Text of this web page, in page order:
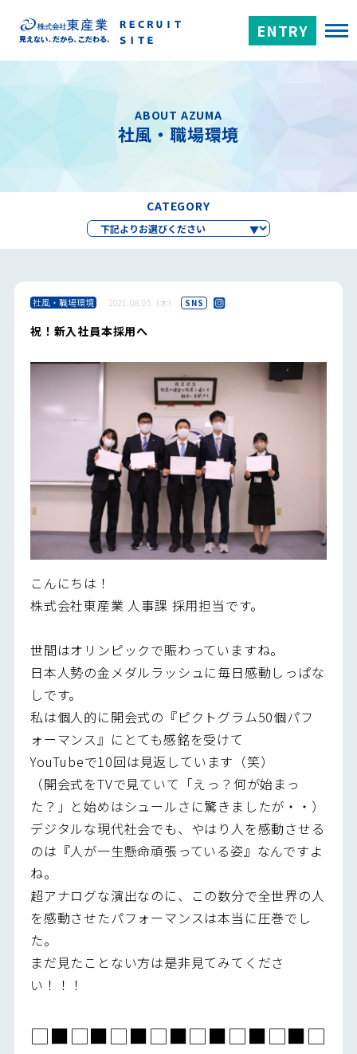
ENTRY
ABOUT AZUMA
社風・職場環境
CATEGORY
社風・職場環境 2021.08.05（木） SNS
祝！新入社員本採用へ
こんにちは！
株式会社東産業 人事課 採用担当です。
世間はオリンピックで賑わっていますね。
日本人勢の金メダルラッシュに毎日感動しっぱな
しです。
私は個人的に開会式の『ピクトグラム50個パフ
ォーマンス』にとても感銘を受けて
YouTubeで10回は見返しています（笑）
（開会式をTVで見ていて「えっ？何が始まっ
た？」と始めはシュールさに驚きましたが・・）
デジタルな現代社会でも、やはり人を感動させる
のは『人が一生懸命頑張っている姿』なんですよ
ね。
超アナログな演出なのに、この数分で全世界の人
を感動させたパフォーマンスは本当に圧巻でし
た。
まだ見たことない方は是非見てみてくださ
い！！！
□■□■□■□■□■□■□■□